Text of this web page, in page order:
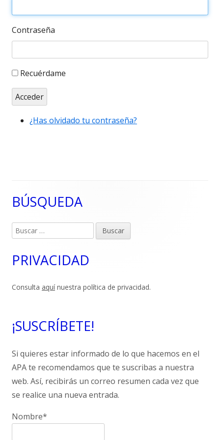
Contraseña
Recuérdame
Acceder
¿Has olvidado tu contraseña?
Barra
lateral
BÚSQUEDA
Buscar:
PRIVACIDAD
Consulta aquínuestra política de privacidad.
¡SUSCRÍBETE!
Si quieres estar informado de lo que hacemos en el
APA te recomendamos que te suscribas a nuestra
web. Así, recibirás un correo resumen cada vez que
se realice una nueva entrada.
Nombre*